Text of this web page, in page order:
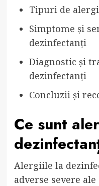
Tipuri de
Simptome și
dezinfectanți
Diagnostic și
dezinfectanți
Concluzii și
Ce sunt
Alergiile la
adverse severe